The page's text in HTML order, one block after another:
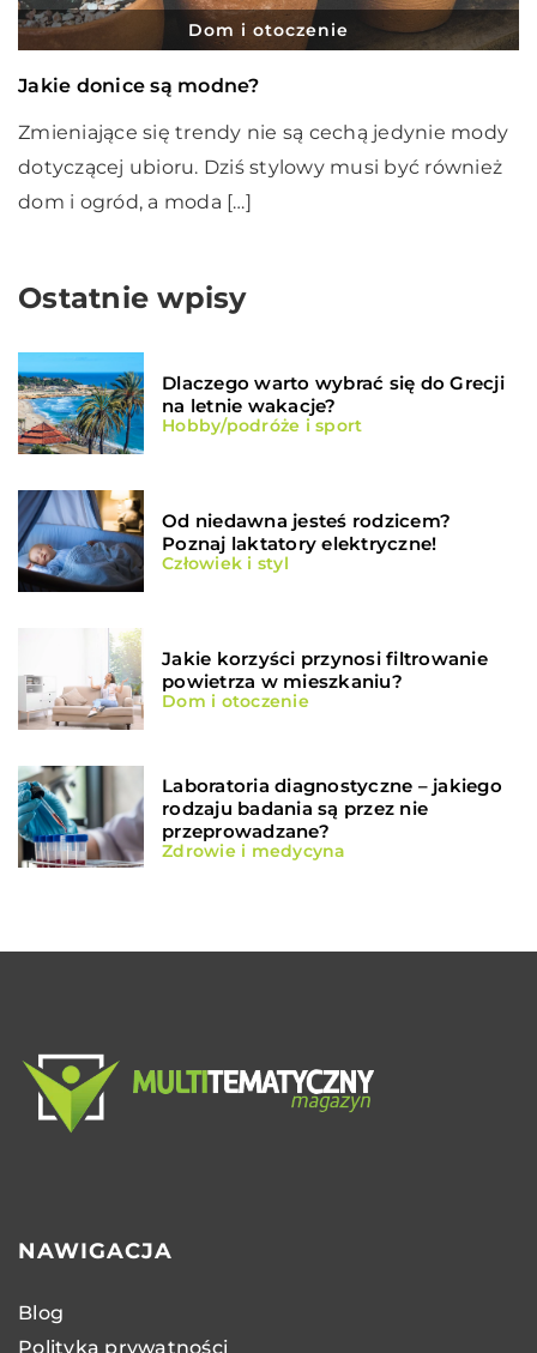
Dom i otoczenie
Jakie donice są modne?
Zmieniające się trendy nie są cechą jedynie mody
dotyczącej ubioru. Dziś stylowy musi być również
dom i ogród, a moda […]
Ostatnie wpisy
Dlaczego warto wybrać się do Grecji
na letnie wakacje?
Hobby/podróże i sport
Od niedawna jesteś rodzicem?
Poznaj laktatory elektryczne!
Człowiek i styl
Jakie korzyści przynosi filtrowanie
powietrza w mieszkaniu?
Dom i otoczenie
Laboratoria diagnostyczne – jakiego
rodzaju badania są przez nie
przeprowadzane?
Zdrowie i medycyna
NAWIGACJA
Blog
Polityka prywatności